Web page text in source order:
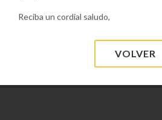
Reciba un cordial saludo,
VOLVER